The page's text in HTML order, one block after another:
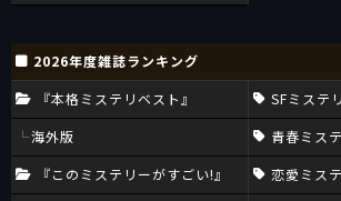
2026年度雑誌ランキング
『本格ミステリベスト』
海外版
『このミステリーがすごい!』
SFミステリ
青春ミス
恋愛ミス